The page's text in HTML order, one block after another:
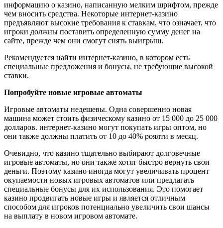
информацию о казино, написанную мелким шрифтом, прежде
чем вносить средства. Некоторые интернет-казино
предъявляют высокие требования к ставкам, что означает, что
игроки должны поставить определенную сумму денег на
сайте, прежде чем они смогут снять выигрыш.
Рекомендуется найти интернет-казино, в котором есть
специальные предложения и бонусы, не требующие высокой
ставки.
Попробуйте новые игровые автоматы
Игровые автоматы недешевы. Одна совершенно новая
машина может стоить физическому казино от 15 000 до 25 000
долларов. интернет-казино могут покупать игры оптом, но
они также должны платить от 10 до 40% роялти в месяц.
Очевидно, что казино тщательно выбирают долговечные
игровые автоматы, но они также хотят быстро вернуть свои
деньги. Поэтому казино иногда могут увеличивать процент
окупаемости новых игровых автоматов или предлагать
специальные бонусы для их использования. Это помогает
казино продвигать новые игры и является отличным
способом для игроков потенциально увеличить свои шансы
на выплату в новом игровом автомате.